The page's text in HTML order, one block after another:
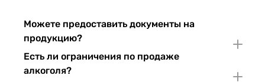
Можете предоставить документы на
продукцию?
Есть ли ограничения по продаже
алкоголя?